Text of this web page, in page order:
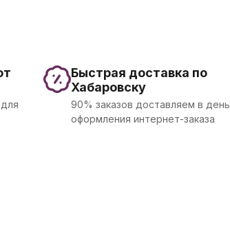
Быстрая доставка по
Хабаровску
90% заказов доставляем в день
оформления интернет-заказа